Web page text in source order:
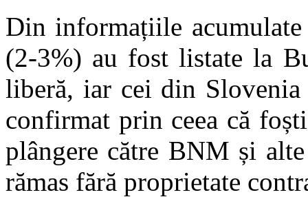
Din informațiile acumulate
(2-3%) au fost listate la
liberă, iar cei din
confirmat prin ceea că
plângere către BNM și
rămas fără proprietate